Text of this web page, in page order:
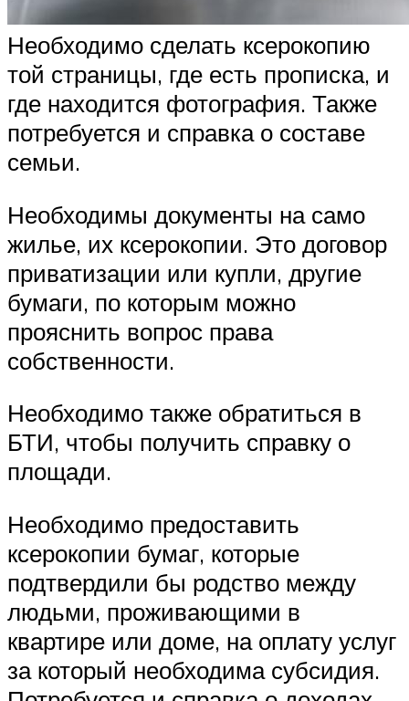
Необходимо сделать ксерокопию
той страницы, где есть прописка, и
где находится фотография. Также
потребуется и справка о составе
семьи.
Необходимы документы на само
жилье, их ксерокопии. Это договор
приватизации или купли, другие
бумаги, по которым можно
прояснить вопрос права
собственности.
Необходимо также обратиться в
БТИ, чтобы получить справку о
площади.
Необходимо предоставить
ксерокопии бумаг, которые
подтвердили бы родство между
людьми, проживающими в
квартире или доме, на оплату услуг
за который необходима субсидия.